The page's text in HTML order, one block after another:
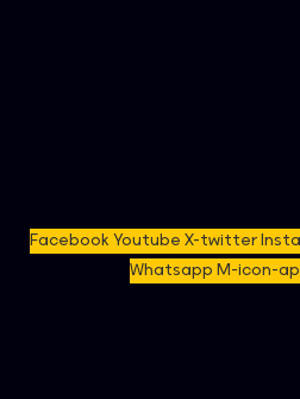
FacebookYoutubeX-twitter
WhatsappM-icon-